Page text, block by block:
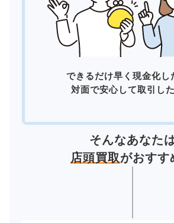
できるだけ早く現金化し
対面で安心して取引した
そんなあなた
店頭買取がおすす